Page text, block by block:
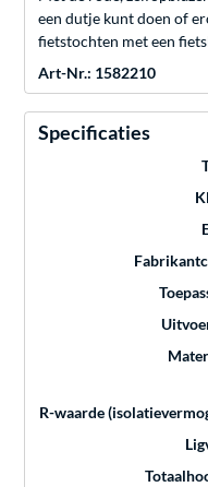
een dutje kunt doen of
fietstochten met een
Art-Nr.: 1582210
Specificaties
R-waarde